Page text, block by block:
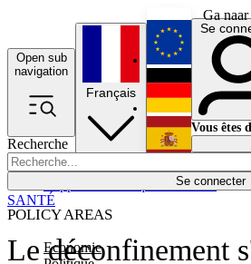
Ga
Open sub
navigation
Recherche
Se connecter
POLICY AREAS
Economie
Économie
Français
English
Deutsch
Español
Se
Vous êtes
Le déconfinement
SANTÉ